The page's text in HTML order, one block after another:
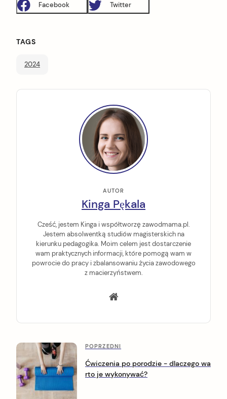
Facebook Twitter
TAGS
2024
AUTOR
Kinga Pękala
Cześć, jestem Kinga i współtworzę zawodmama.pl.
Jestem absolwentką studiów magisterskich na
kierunku pedagogika. Moim celem jest dostarczenie
wam praktycznych informacji, które pomogą wam w
powrocie do pracy i zbalansowaniu życia zawodowego
z macierzyństwem.
P
o
s
P
o
p
r
POPRZEDNI
Ćwiczenia po porodzie - dlaczego wa
rto je wykonywać?